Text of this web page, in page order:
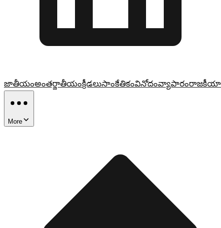
జాతీయంఅంతర్జాతీయంక్రీడలుసాంకేతికంవినోదంవ్యాపారం
More